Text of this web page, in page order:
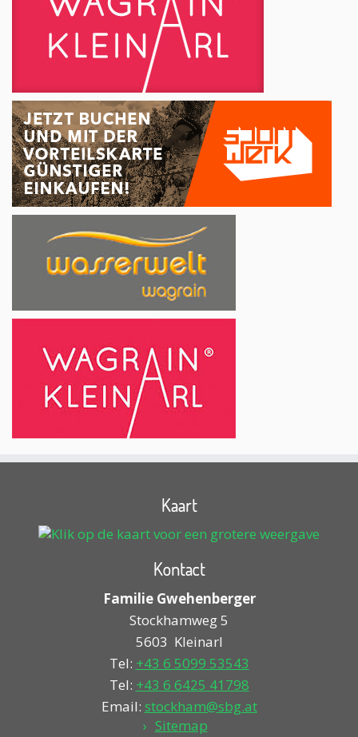
Kaart
Kontact
Familie Gwehenberger
Stockhamweg 5
5603 Kleinarl
Tel: +43 6 5099 53543
Tel: +43 6 6425 41798
Email: stockham@sbg.at
Sitemap